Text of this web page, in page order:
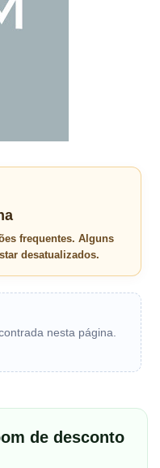
frequentes. Alguns
desatualizados.
nesta página.
de desconto